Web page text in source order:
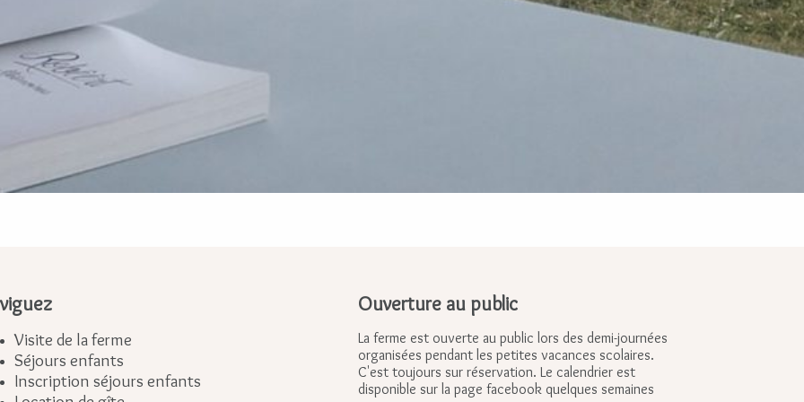
Visite de la ferme
Séjours enfants
Inscription séjours enfants
Ouverture au public
La ferme est ouverte au public lors des demi-journées
organisées pendant les petites vacances scolaires.
C'est toujours sur réservation. Le calendrier est
disponible sur la page facebook quelques semaines